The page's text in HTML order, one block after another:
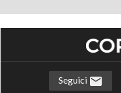
Seguici